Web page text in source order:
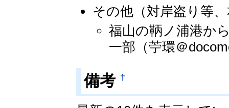
その他（対岸盗り等
福山の鞆ノ浦港か
一部（苧環＠
備考 †